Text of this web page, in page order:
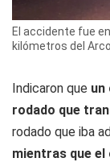
El accidente fue
kilómetros del
Indicaron que un
rodado que
rodado que iba
mientras que el